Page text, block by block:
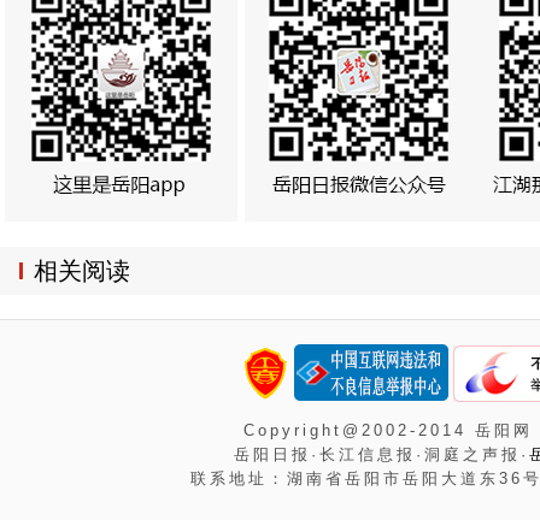
相关阅读
Copyright@2002-2014 岳阳
岳阳日报·长江信息报·洞庭之声报·
联系地址：湖南省岳阳市岳阳大道东